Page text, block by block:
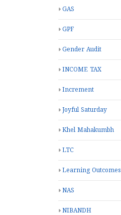
GAS
GPF
Gender Audit
INCOME TAX
Increment
Joyful Saturday
Khel Mahakumbh
LTC
Learning Outcomes
NAS
NIBANDH